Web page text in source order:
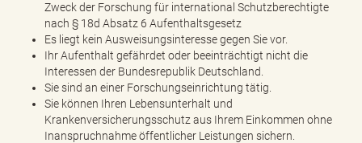
Zweck der Forschung für international Schutzberechtigte
nach § 18d Absatz 6 Aufenthaltsgesetz
Es liegt kein Ausweisungsinteresse gegen Sie vor.
Ihr Aufenthalt gefährdet oder beeinträchtigt nicht die
Interessen der Bundesrepublik Deutschland.
Sie sind an einer Forschungseinrichtung tätig.
Sie können Ihren Lebensunterhalt und
Krankenversicherungsschutz aus Ihrem Einkommen ohne
Inanspruchnahme öffentlicher Leistungen sichern.